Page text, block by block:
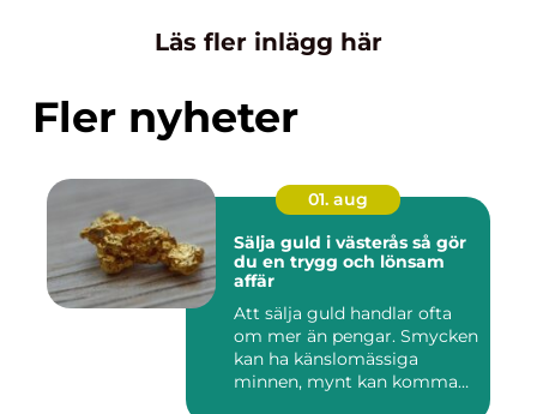
Läs fler inlägg här
Fler nyheter
01. aug
Sälja guld i västerås så gör
du en trygg och lönsam
affär
Att sälja guld handlar ofta
om mer än pengar. Smycken
kan ha känslomässiga
minnen, mynt kan komma